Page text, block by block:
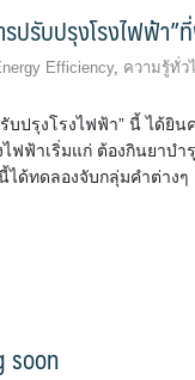
รปรับปรุงโรงไฟฟ้า
Efficiency, ความรู้ทั่ว
บปรุงโรงไฟฟ้า” นี้ ได้ยิ
ไฟฟ้าเริ่มแก่ ต้องกินยาบ
ได้ทดลองจับกลุ่มคำต่าง
soon